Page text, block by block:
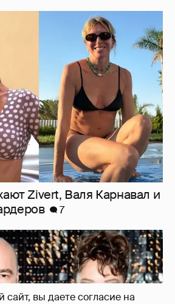
вы даете согласие на
Zivert, Валя Карнавал и
хейт". Полина
о бывшей